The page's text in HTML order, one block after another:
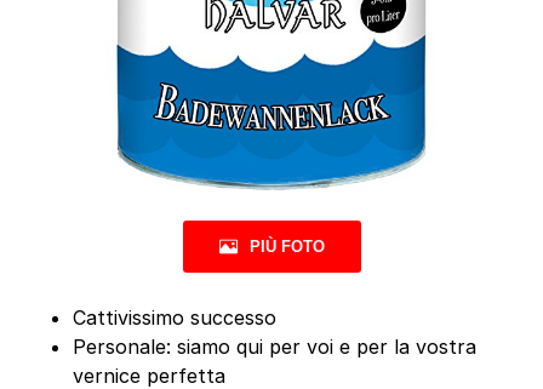
PIÙ FOTO
Cattivissimo successo
Personale: siamo qui per voi e per la vostra
vernice perfetta